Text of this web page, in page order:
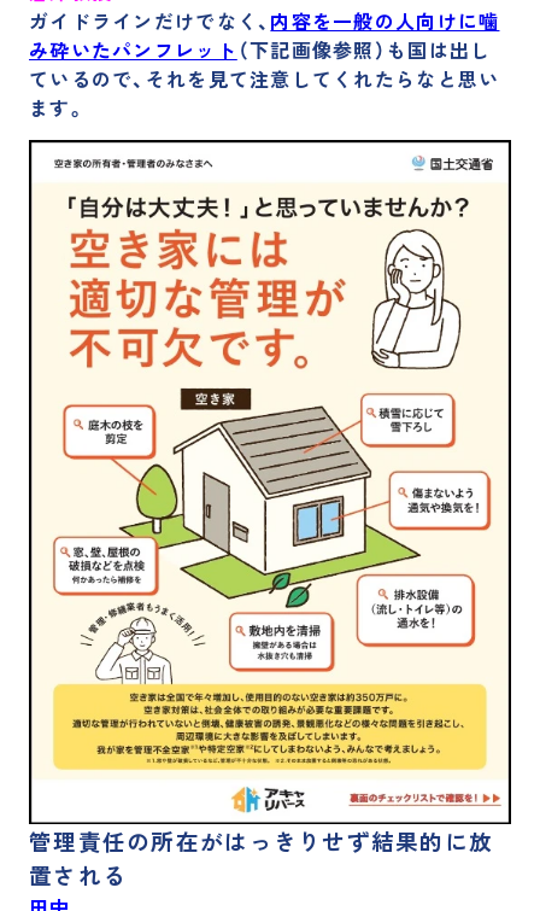
ガイドラインだけでなく、 内容を一般の人向けに噛
み砕いたパンフレット （下記画像参照）も国は出し
ているので、それを見て注意してくれたらなと思い
ます。
管理責任の所在がはっきりせず結果的に放
置される